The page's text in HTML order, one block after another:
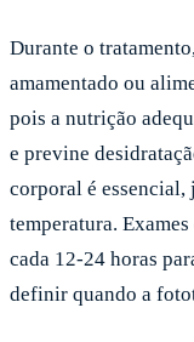
Durante o
amamentado ou
pois a nutrição
e previne
corporal é essencial,
temperatura.
cada 12-24 horas
definir quando a